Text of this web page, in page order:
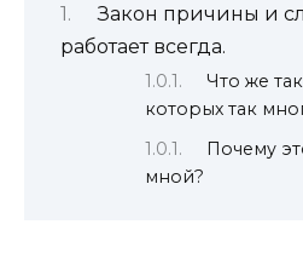
Закон причины и
работает всегда.
Что же
которых так
Почему
мной?